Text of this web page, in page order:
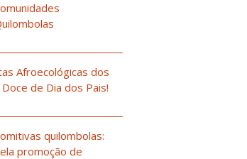
Afroecológicas dos
de Dia dos Pais!
quilombolas:
promoção de